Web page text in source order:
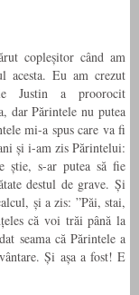
copleșitor când am
acesta. Eu am crezut
Justin a proorocit
dar Părintele nu putea
mi-a spus care va fi
și i-am zis Părintelui:
știe, s-ar putea să fie
destul de grave. Și
și a zis: ”Păi, stai,
că voi trăi până la
seama că Părintele a
Și așa a fost! E